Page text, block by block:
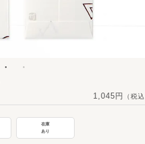
1,045円
（税
在庫
あり